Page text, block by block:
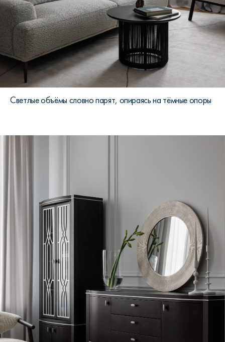
Светлые объёмы словно парят, опираясь на тёмные опоры